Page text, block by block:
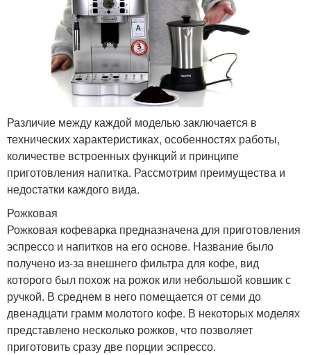
Различие между каждой моделью заключается в
технических характеристиках, особенностях работы,
количестве встроенных функций и принципе
приготовления напитка. Рассмотрим преимущества и
недостатки каждого вида.
Рожковая
Рожковая кофеварка предназначена для приготовления
эспрессо и напитков на его основе. Название было
получено из-за внешнего фильтра для кофе, вид
которого был похож на рожок или небольшой ковшик с
ручкой. В среднем в него помещается от семи до
двенадцати грамм молотого кофе. В некоторых моделях
представлено несколько рожков, что позволяет
приготовить сразу две порции эспрессо.